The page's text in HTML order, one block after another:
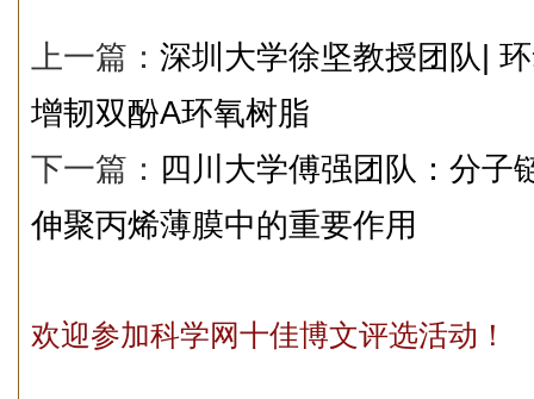
上一篇： 深圳大学徐坚教授团队|
增韧双酚A环氧树脂
下一篇： 四川大学傅强团队：分子
伸聚丙烯薄膜中的重要作用
欢迎参加科学网十佳博文评选活动！